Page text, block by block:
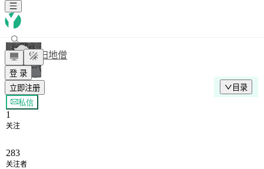
登 录
立即注册
扫地僧
+ 关注
私信
1
关注
283
关注者
目录